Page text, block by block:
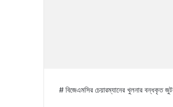
# বিজেএমসির চেয়ারম্যানের খুলনার বন্ধকৃত